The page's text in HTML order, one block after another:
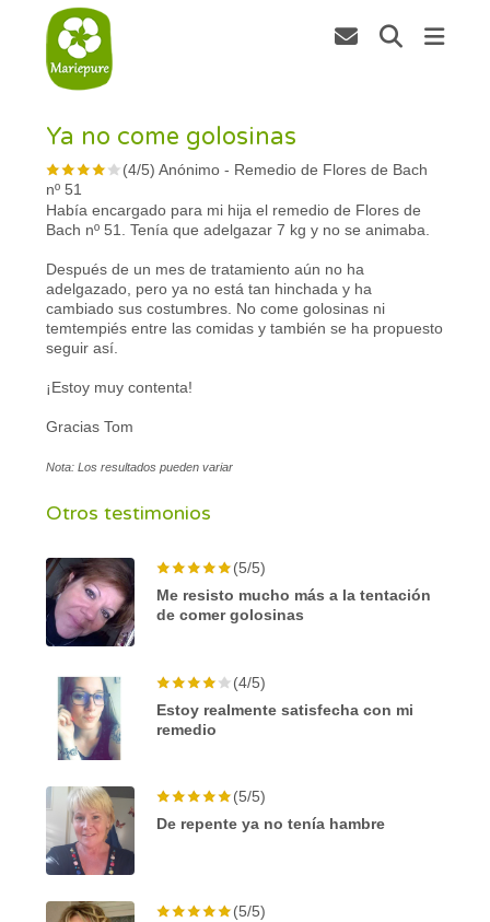
Ya no come golosinas
(4/5)Anónimo - Remedio de Flores de Bach
nº 51
Había encargado para mi hija el remedio de Flores de
Bach nº 51. Tenía que adelgazar 7 kg y no se animaba.
Después de un mes de tratamiento aún no ha
adelgazado, pero ya no está tan hinchada y ha
cambiado sus costumbres. No come golosinas ni
temtempiés entre las comidas y también se ha propuesto
seguir así.
¡Estoy muy contenta!
Gracias Tom
Nota: Los resultados pueden variar
Otros testimonios
(5/5)
Me resisto mucho más a la tentación
de comer golosinas
(4/5)
Estoy realmente satisfecha con mi
remedio
(5/5)
De repente ya no tenía hambre
(5/5)